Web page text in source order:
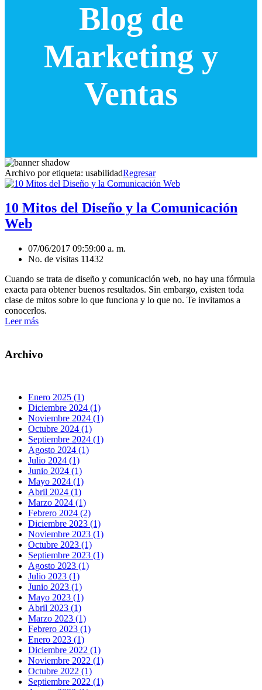
Blog de
Marketing y
Ventas
Archivo por etiqueta: usabilidadRegresar
10 Mitos del Diseño y la Comunicación
Web
07/06/2017 09:59:00 a. m.
No. de visitas 11432
Cuando se trata de diseño y comunicación web, no hay una fórmula
exacta para obtener buenos resultados. Sin embargo, existen toda
clase de mitos sobre lo que funciona y lo que no. Te invitamos a
conocerlos.
Leer más
Archivo
Enero 2025 (1)
Diciembre 2024 (1)
Noviembre 2024 (1)
Octubre 2024 (1)
Septiembre 2024 (1)
Agosto 2024 (1)
Julio 2024 (1)
Junio 2024 (1)
Mayo 2024 (1)
Abril 2024 (1)
Marzo 2024 (1)
Febrero 2024 (2)
Diciembre 2023 (1)
Noviembre 2023 (1)
Octubre 2023 (1)
Septiembre 2023 (1)
Agosto 2023 (1)
Julio 2023 (1)
Junio 2023 (1)
Mayo 2023 (1)
Abril 2023 (1)
Marzo 2023 (1)
Febrero 2023 (1)
Enero 2023 (1)
Diciembre 2022 (1)
Noviembre 2022 (1)
Octubre 2022 (1)
Septiembre 2022 (1)